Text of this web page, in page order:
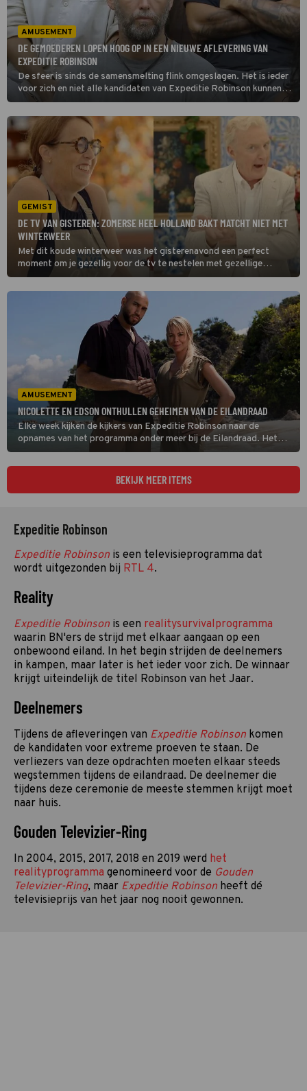
AMUSEMENT
DE GEMOEDEREN LOPEN HOOG OP IN EEN NIEUWE AFLEVERING VAN
EXPEDITIE ROBINSON
De sfeer is sinds de samensmelting flink omgeslagen. Het is ieder
voor zich en niet alle kandidaten van Expeditie Robinson kunnen
daar even goed mee omgaan. Acteur Vincent Croiset besloot
daarom twee weken terug uit de expeditie te stappen.
GEMIST
DE TV VAN GISTEREN: ZOMERSE HEEL HOLLAND BAKT MATCHT NIET MET
WINTERWEER
Met dit koude winterweer was het gisterenavond een perfect
moment om je gezellig voor de tv te nestelen met gezellige
programma's als Heel Holland Bakt en Gooische Vrouwen, al
vonden sommige kijkers wel dat de potentiële meesterbakkers
nogal luchtig gekleed gingen voor deze tijd van het jaar...
AMUSEMENT
NICOLETTE EN EDSON ONTHULLEN GEHEIMEN VAN DE EILANDRAAD
Elke week kijken de kijkers van Expeditie Robinson naar de
opnames van het programma onder meer bij de Eilandraad. Het
ziet er altijd gelikt uit, maar wist je dat alles nep is?
BEKIJK MEER ITEMS
Expeditie Robinson
Expeditie Robinson is een televisieprogramma dat
wordt uitgezonden bij RTL 4.
Reality
Expeditie Robinson is een realitysurvivalprogramma
waarin BN'ers de strijd met elkaar aangaan op een
onbewoond eiland. In het begin strijden de deelnemers
in kampen, maar later is het ieder voor zich. De winnaar
krijgt uiteindelijk de titel Robinson van het Jaar.
Deelnemers
Tijdens de afleveringen van Expeditie Robinson komen
de kandidaten voor extreme proeven te staan. De
verliezers van deze opdrachten moeten elkaar steeds
wegstemmen tijdens de eilandraad. De deelnemer die
tijdens deze ceremonie de meeste stemmen krijgt moet
naar huis.
Gouden Televizier-Ring
In 2004, 2015, 2017, 2018 en 2019 werd het
realityprogramma genomineerd voor de Gouden
Televizier-Ring, maar Expeditie Robinson heeft dé
televisieprijs van het jaar nog nooit gewonnen.